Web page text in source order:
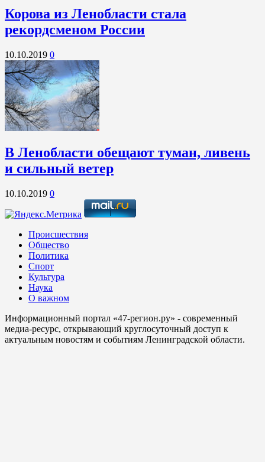
Корова из Ленобласти стала
рекордсменом России
10.10.2019 0
В Ленобласти обещают туман, ливень
и сильный ветер
10.10.2019 0
Происшествия
Общество
Политика
Спорт
Культура
Наука
О важном
Информационный портал «47-регион.ру» - современный
медиа-ресурс, открывающий круглосуточный доступ к
актуальным новостям и событиям Ленинградской области.